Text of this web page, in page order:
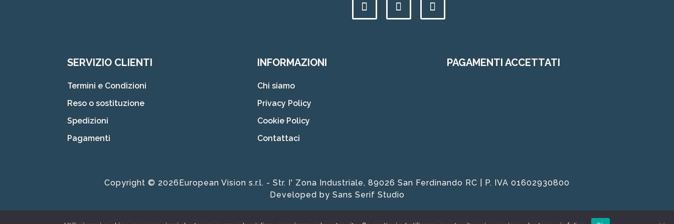
SERVIZIO CLIENTI
Termini e Condizioni
Reso o sostituzione
Spedizioni
Pagamenti
INFORMAZIONI
Chi siamo
Privacy Policy
Cookie Policy
Contattaci
PAGAMENTI ACCETTATI
Copyright © 2026European Vision s.r.l. - Str. I' Zona Industriale, 89026 San Ferdinando RC | P. IVA 01602930800
Developed by Sans Serif Studio